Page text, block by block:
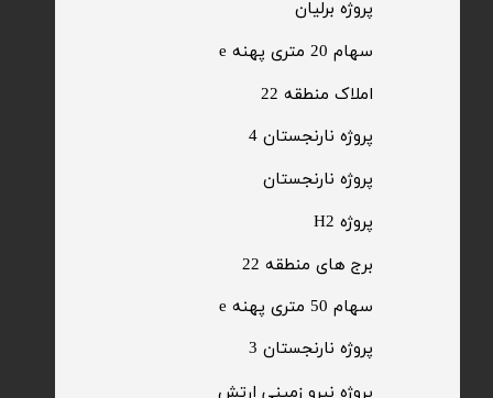
سهام 20 متری پهنه e​​​​​​​
​سهام 50 متری پهنه e
​املاک منطقه 22
برج های منطقه 22
پروژه برلیان
پروژه H2
​پروژه نارنجستان
​پروژه نیرو زمینی ارتش
پروژه نارنجستان 4
​پروژه نارنجستان 3